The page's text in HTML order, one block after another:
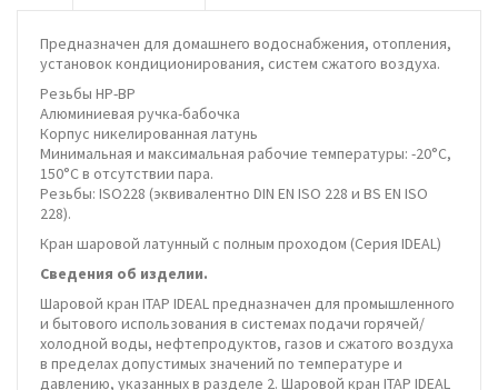
Предназначен для домашнего водоснабжения, отопления,
установок кондиционирования, систем сжатого воздуха.
Резьбы НР-ВР
Алюминиевая ручка-бабочка
Корпус никелированная латунь
Минимальная и максимальная рабочие температуры: -20°C,
150°C в отсутствии пара.
Резьбы: ISO228 (эквивалентно DIN EN ISO 228 и BS EN ISO
228).
Кран шаровой латунный с полным проходом (Серия IDEAL)
Сведения об изделии.
Шаровой кран ITAP IDEAL предназначен для промышленного
и бытового использования в системах подачи горячей/
холодной воды, нефтепродуктов, газов и сжатого воздуха
в пределах допустимых значений по температуре и
давлению, указанных в разделе 2. Шаровой кран ITAP IDEAL